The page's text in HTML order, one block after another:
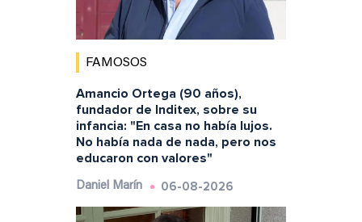
FAMOSOS
Amancio Ortega (90 años),
fundador de Inditex, sobre su
infancia: "En casa no había lujos.
No había nada de nada, pero nos
educaron con valores"
Daniel Marín 06-08-2026